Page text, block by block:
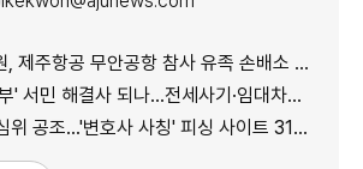
무안공항 참사 유족 손배소 대리..."참사 진상 명확히 규명"
해결사 되나...전세사기·임대차분쟁 평균 3개월내 해결
조…'변호사 사칭' 피싱 사이트 31건 무더기 차단